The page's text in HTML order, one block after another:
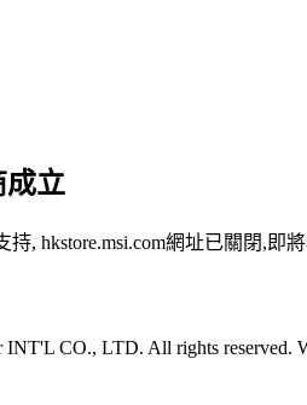
成立
, hkstore.msi.com網址已關閉,即
CO., LTD. All rights reserved.